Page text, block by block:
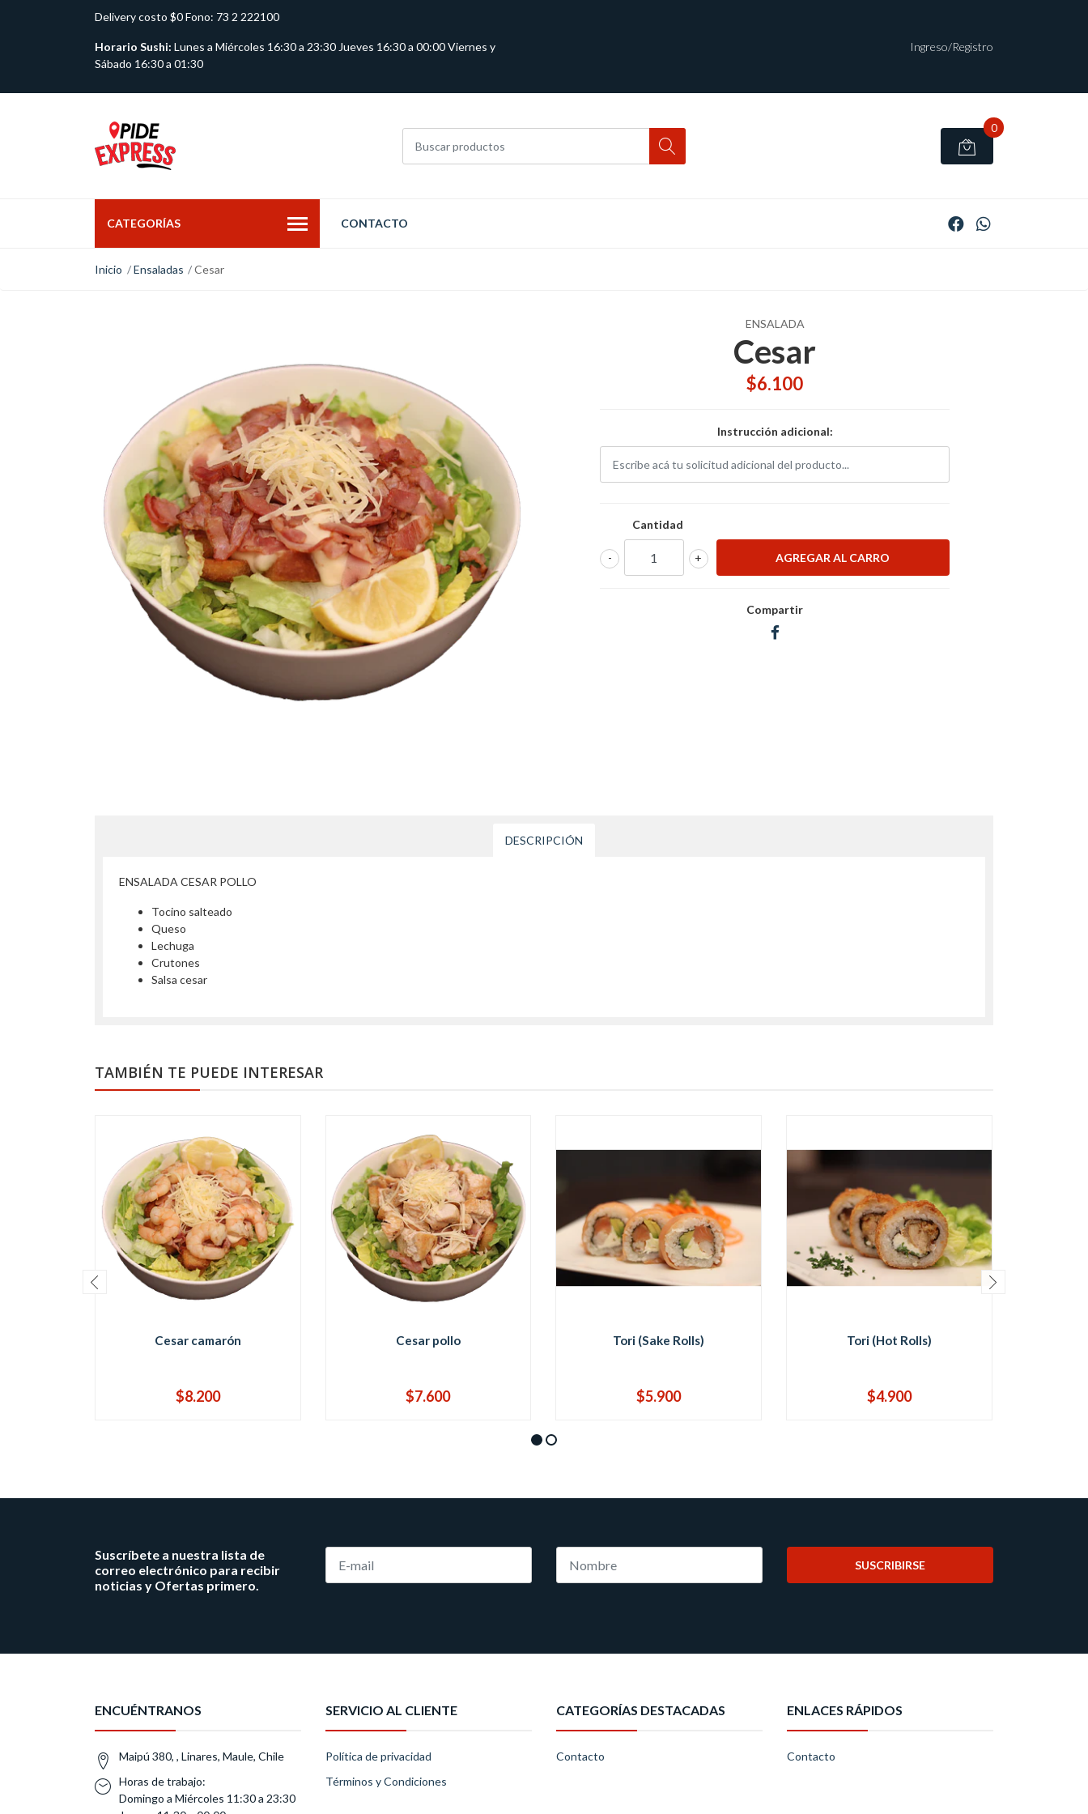
Delivery costo $0 Fono: 73 2 222100
Horario Sushi: Lunes a Miércoles 16:30 a 23:30 Jueves 16:30 a 00:00 Viernes y
Sábado 16:30 a 01:30
Ingreso/Registro
0
CATEGORÍAS CONTACTO
Inicio Ensaladas Cesar
ENSALADA
Cesar
$6.100
Instrucción adicional:
Cantidad
+
-
Compartir
DESCRIPCIÓN
ENSALADA CESAR POLLO
Tocino salteado
Queso
Lechuga
Crutones
Salsa cesar
TAMBIÉN TE PUEDE INTERESAR
Cesar camarón
$8.200
Cesar pollo
$7.600
Tori (Sake Rolls)
$5.900
Tori (Hot Rolls)
$4.900
Suscríbete a nuestra lista de
correo electrónico para recibir
noticias y Ofertas primero.
SUSCRIBIRSE
ENCUÉNTRANOS
Maipú 380, , Linares, Maule, Chile
Horas de trabajo:
Domingo a Miércoles 11:30 a 23:30
SERVICIO AL CLIENTE
Política de privacidad
Términos y Condiciones
CATEGORÍAS DESTACADAS
Contacto
ENLACES RÁPIDOS
Contacto